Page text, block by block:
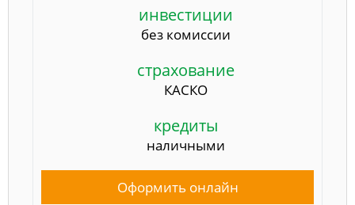
инвестиции
без комиссии
страхование
КАСКО
кредиты
наличными
Оформить онлайн